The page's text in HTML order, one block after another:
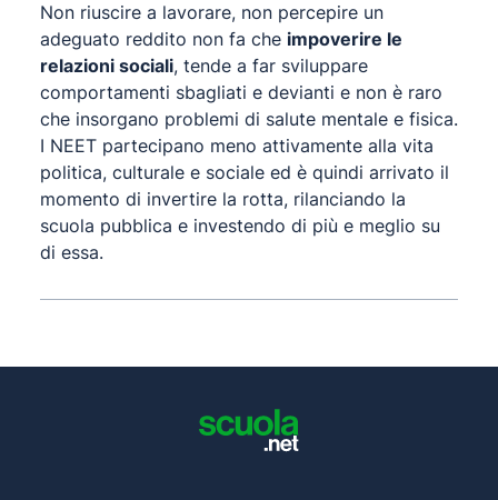
Non riuscire a lavorare, non percepire un
adeguato reddito non fa che impoverire le
relazioni sociali, tende a far sviluppare
comportamenti sbagliati e devianti e non è raro
che insorgano problemi di salute mentale e fisica.
I NEET partecipano meno attivamente alla vita
politica, culturale e sociale ed è quindi arrivato il
momento di invertire la rotta, rilanciando la
scuola pubblica e investendo di più e meglio su
di essa.